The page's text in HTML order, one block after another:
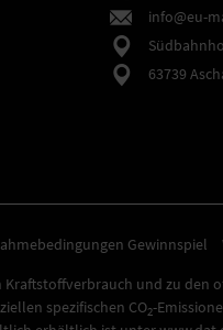
info@eu-
63739
Gewinnspiel
und zu den
spezifischen CO2-